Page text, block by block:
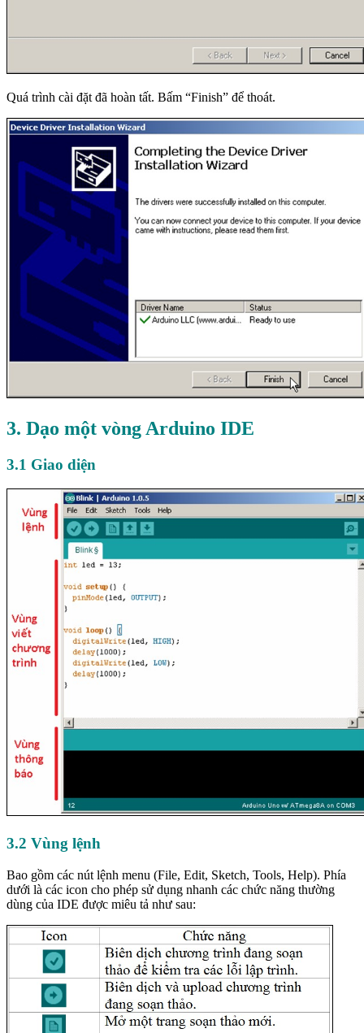
Quá trình cài đặt đã hoàn tất. Bấm “Finish” để thoát.
3. Dạo một vòng Arduino IDE
3.1 Giao diện
3.2 Vùng lệnh
Bao gồm các nút lệnh menu (File, Edit, Sketch, Tools, Help). Phía
dưới là các icon cho phép sử dụng nhanh các chức năng thường
dùng của IDE được miêu tả như sau: